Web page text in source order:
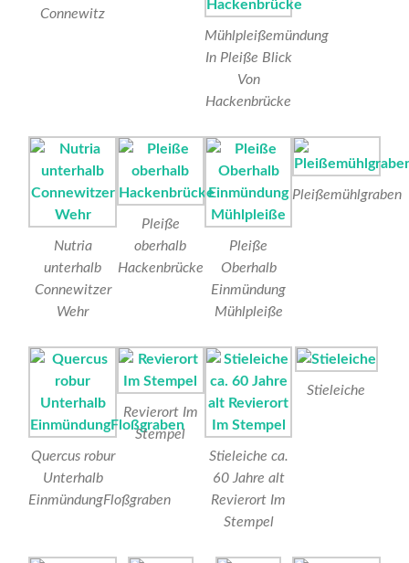
Connewitz
Mühlpleißemündung
In Pleiße Blick
Von
Hackenbrücke
Nutria
unterhalb
Connewitzer
Wehr
Pleiße
oberhalb
Hackenbrücke
Pleiße
Oberhalb
Einmündung
Mühlpleiße
Pleißemühlgraben
Quercus robur
Unterhalb
EinmündungFloßgraben
Revierort Im
Stempel
Stieleiche ca.
60 Jahre alt
Revierort Im
Stempel
Stieleiche